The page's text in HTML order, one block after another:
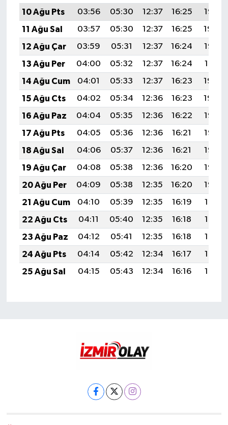
10 Ağu Pts
03:56 05:30 12:37 16:25
19:35
11 Ağu Sal
03:57 05:30 12:37 16:25
19:34
12 Ağu Çar
03:59 05:31 12:37 16:24
19:32
13 Ağu Per
04:00 05:32 12:37 16:24
19:31
14 Ağu Cum
04:01 05:33 12:37 16:23
19:30
15 Ağu Cts
04:02 05:34 12:36 16:23
19:29
16 Ağu Paz
04:04 05:35 12:36 16:22
19:27
17 Ağu Pts
04:05 05:36 12:36 16:21
19:26
18 Ağu Sal
04:06 05:37 12:36 16:21
19:25
19 Ağu Çar
04:08 05:38 12:36 16:20
19:23
20 Ağu Per
04:09 05:38 12:35 16:20
19:22
21 Ağu Cum
04:10 05:39 12:35 16:19
19:21
22 Ağu Cts
04:11 05:40 12:35 16:18
19:19
23 Ağu Paz
04:12 05:41 12:35 16:18
19:18
24 Ağu Pts
04:14 05:42 12:34 16:17
19:17
25 Ağu Sal
04:15 05:43 12:34 16:16 19:15